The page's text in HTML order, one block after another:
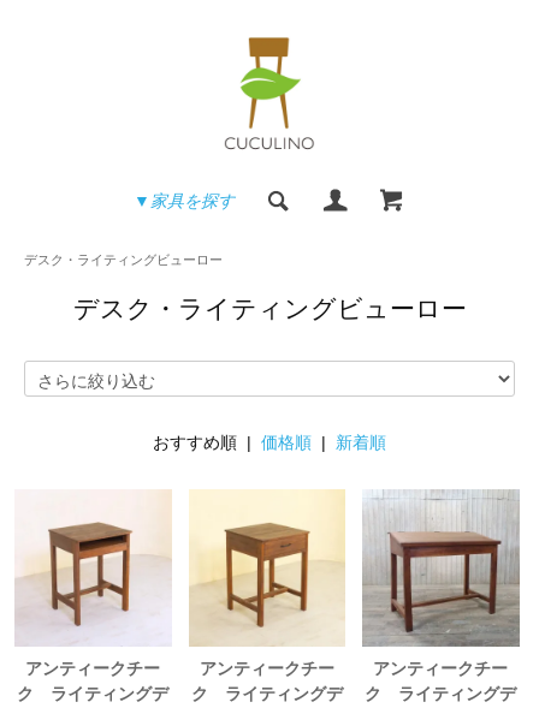
▼家具を探す
デスク・ライティングビューロー
デスク・ライティングビューロー
おすすめ順 | 価格順 | 新着順
アンティークチー
ク ライティングデ
アンティークチー
ク ライティングデ
アンティークチー
ク ライティングデ